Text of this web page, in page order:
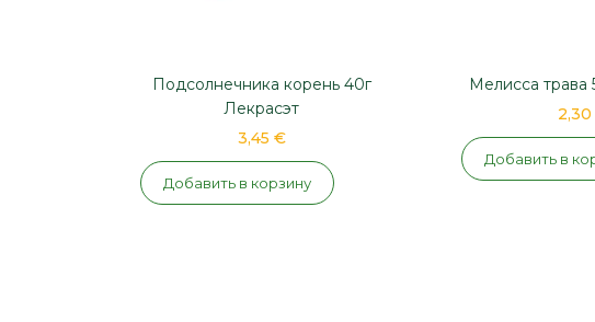
Подсолнечника корень 40г
Лекрасэт
3,45 €
Добавить в корзину
Мелисса трава
Добавить в